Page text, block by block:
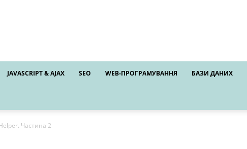
JAVASCRIPT & AJAX SEO WEB-ПРОГРАМУВАННЯ БАЗИ ДАНИХ
Частина 2